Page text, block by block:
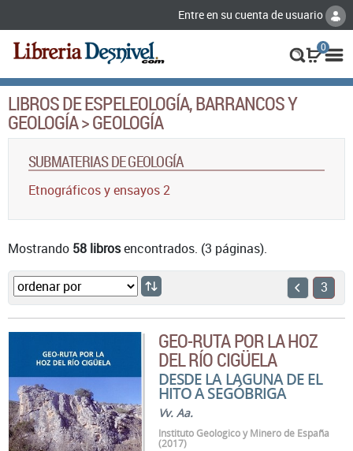
Entre en su cuenta de usuario
0
LIBROS DE ESPELEOLOGÍA, BARRANCOS Y
GEOLOGÍA > GEOLOGÍA
SUBMATERIAS DE GEOLOGÍA
Etnográficos y ensayos 2
Mostrando 58 librosencontrados. (3 páginas).
3
GEO-RUTA POR LA HOZ
DEL RÍO CIGÜELA
DESDE LA LAGUNA DE EL
HITO A SEGÓBRIGA
Vv. Aa.
Instituto Geologico y Minero de España
(2017)